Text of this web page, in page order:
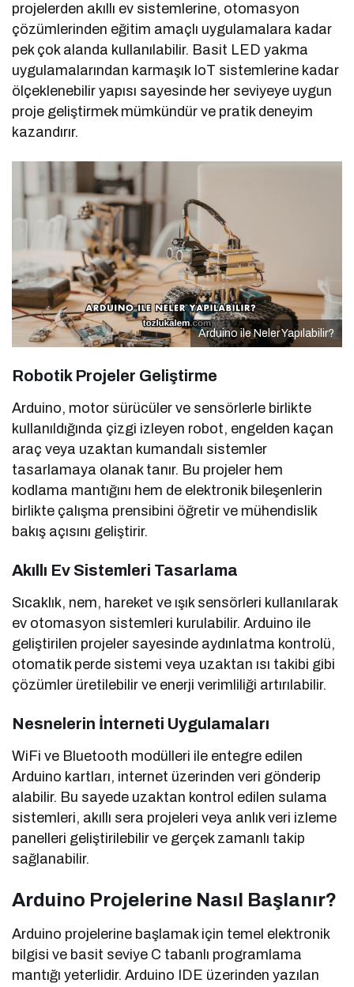
projelerden akıllı ev sistemlerine, otomasyon
çözümlerinden eğitim amaçlı uygulamalara kadar
pek çok alanda kullanılabilir. Basit LED yakma
uygulamalarından karmaşık IoT sistemlerine kadar
ölçeklenebilir yapısı sayesinde her seviyeye uygun
proje geliştirmek mümkündür ve pratik deneyim
kazandırır.
Arduino ile Neler Yapılabilir?
Robotik Projeler Geliştirme
Arduino, motor sürücüler ve sensörlerle birlikte
kullanıldığında çizgi izleyen robot, engelden kaçan
araç veya uzaktan kumandalı sistemler
tasarlamaya olanak tanır. Bu projeler hem
kodlama mantığını hem de elektronik bileşenlerin
birlikte çalışma prensibini öğretir ve mühendislik
bakış açısını geliştirir.
Akıllı Ev Sistemleri Tasarlama
Sıcaklık, nem, hareket ve ışık sensörleri kullanılarak
ev otomasyon sistemleri kurulabilir. Arduino ile
geliştirilen projeler sayesinde aydınlatma kontrolü,
otomatik perde sistemi veya uzaktan ısı takibi gibi
çözümler üretilebilir ve enerji verimliliği artırılabilir.
Nesnelerin İnterneti Uygulamaları
WiFi ve Bluetooth modülleri ile entegre edilen
Arduino kartları, internet üzerinden veri gönderip
alabilir. Bu sayede uzaktan kontrol edilen sulama
sistemleri, akıllı sera projeleri veya anlık veri izleme
panelleri geliştirilebilir ve gerçek zamanlı takip
sağlanabilir.
Arduino Projelerine Nasıl Başlanır?
Arduino projelerine başlamak için temel elektronik
bilgisi ve basit seviye C tabanlı programlama
mantığı yeterlidir. Arduino IDE üzerinden yazılan